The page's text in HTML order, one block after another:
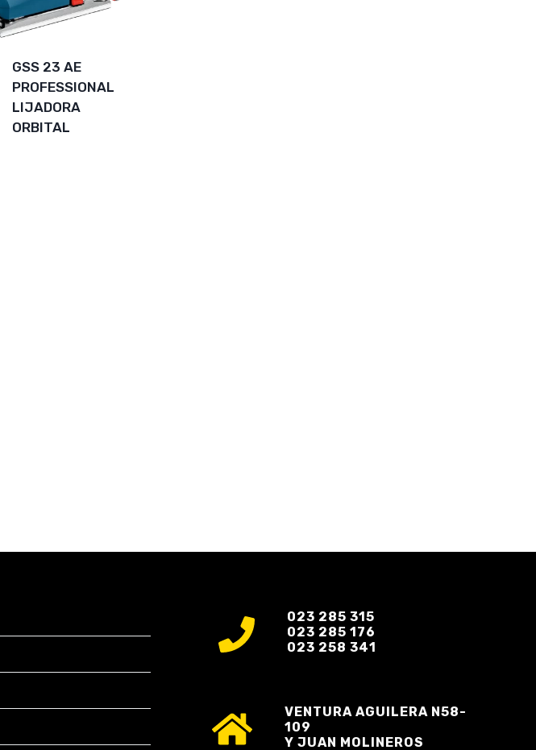
GSS 23 AE
PROFESSIONAL
LIJADORA
ORBITAL
023 285 315
023 285 176
023 258 341
VENTURA AGUILERA N58-
109
Y JUAN MOLINEROS